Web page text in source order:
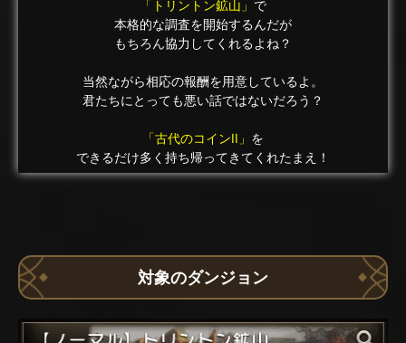
「トリントン鉱山」 で
本格的な調査を開始するんだが
もちろん協力してくれるよね？
当然ながら相応の報酬を用意しているよ。
君たちにとっても悪い話ではないだろう？
「古代のコインII」 を
できるだけ多く持ち帰ってきてくれたまえ！
対象のダンジョン